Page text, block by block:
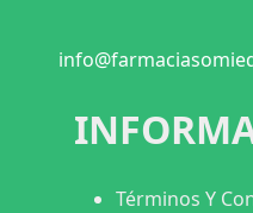
Términos Y